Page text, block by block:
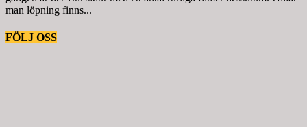
man löpning finns...
FÖLJ OSS